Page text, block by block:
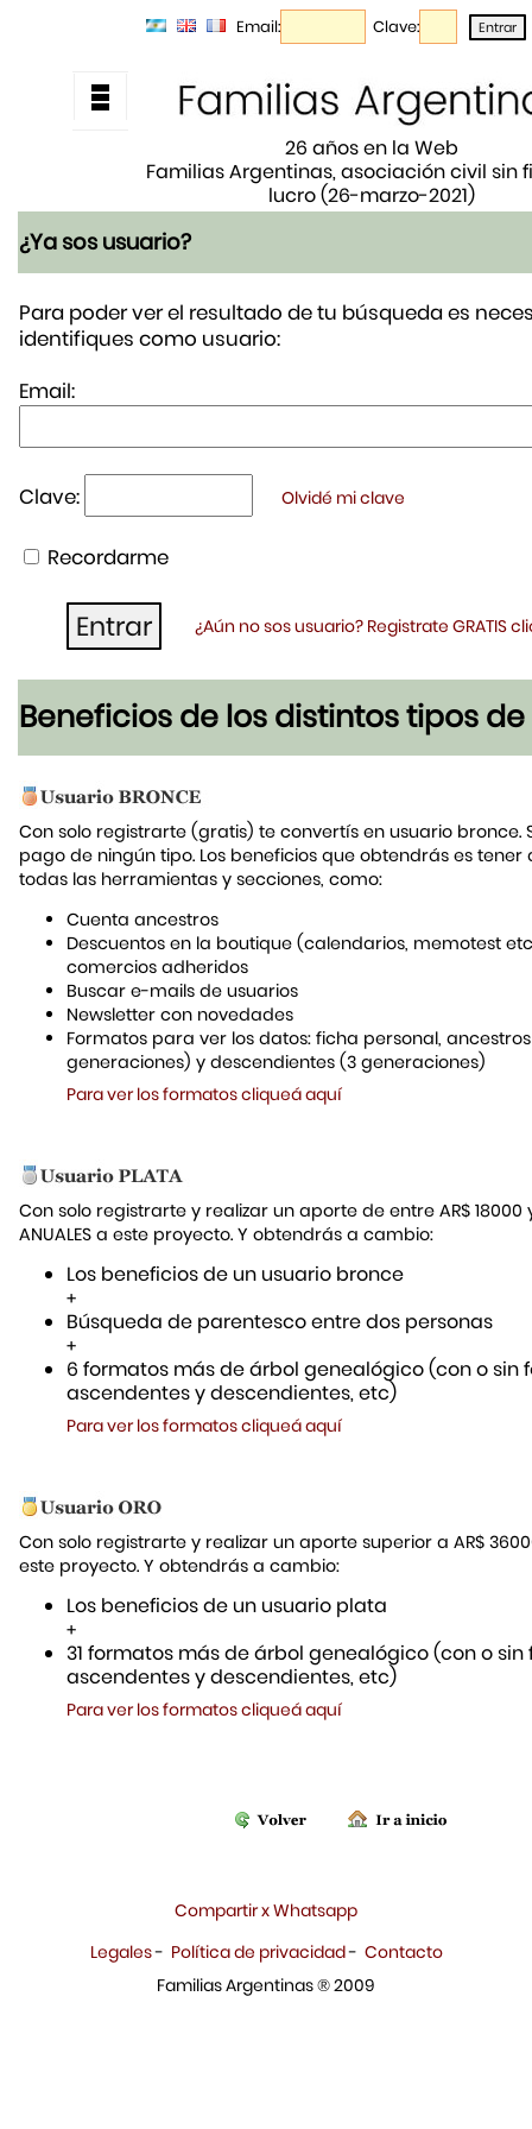
Email: Clave:
26 años en la Web
Familias Argentinas, asociación civil sin
lucro (26-marzo-2021)
¿Ya sos usuario?
Para poder ver el resultado de tu búsqueda es
identifiques como usuario:
Email:
Clave: Olvidé mi clave
Recordarme
¿Aún no sos usuario? Registrate GRATIS
Beneficios de los distintos tipos de
Con solo registrarte (gratis) te convertís en usuario bronce.
pago de ningún tipo. Los beneficios que obtendrás es tener
todas las herramientas y secciones, como:
Cuenta ancestros
Descuentos en la boutique (calendarios, memotest
comercios adheridos
Buscar e-mails de usuarios
Newsletter con novedades
Formatos para ver los datos: ficha personal,
generaciones) y descendientes (3 generaciones)
Para ver los formatos cliqueá aquí
Con solo registrarte y realizar un aporte de entre AR$ 18000
ANUALES a este proyecto. Y obtendrás a cambio:
Los beneficios de un usuario bronce
+
Búsqueda de parentesco entre dos personas
+
6 formatos más de árbol genealógico (con o sin
ascendentes y descendientes, etc)
Para ver los formatos cliqueá aquí
Con solo registrarte y realizar un aporte superior a AR$
este proyecto. Y obtendrás a cambio:
Los beneficios de un usuario plata
+
31 formatos más de árbol genealógico (con o sin
ascendentes y descendientes, etc)
Para ver los formatos cliqueá aquí
Compartir x Whatsapp
Legales- Política de privacidad- Contacto
Familias Argentinas ® 2009